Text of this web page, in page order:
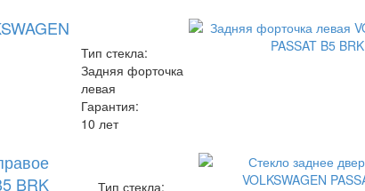
Тип стекла:
Задняя форточка
левая
Гарантия:
10 лет
BRK
Тип стекла: